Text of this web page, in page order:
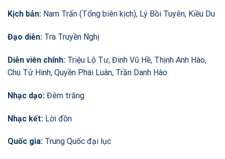
Kịch bản: Nam Trấn (Tổng biên kịch), Lý Bồi Tuyên, Kiều Du
Đạo diễn: Tra Truyền Nghị
Diễn viên chính: Triệu Lộ Tư, Đinh Vũ Hề, Thịnh Anh Hào,
Chu Tử Hinh, Quyền Phái Luân, Trần Danh Hào.
Nhạc dạo: Đêm trăng
Nhạc kết: Lời đồn
Quốc gia: Trung Quốc đại lục